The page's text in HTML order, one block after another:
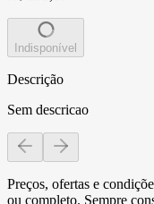
Indisponível
Descrição
Sem descricao
Preços, ofertas e
ou completo. Sempre